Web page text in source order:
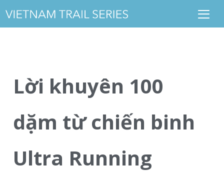
Lời khuyên 100
dặm từ chiến binh
Ultra Running